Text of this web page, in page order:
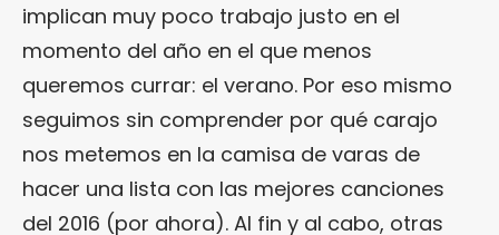
implican muy poco trabajo justo en el
momento del año en el que menos
queremos currar: el verano. Por eso mismo
seguimos sin comprender por qué carajo
nos metemos en la camisa de varas de
hacer una lista con las mejores canciones
del 2016 (por ahora). Al fin y al cabo, otras